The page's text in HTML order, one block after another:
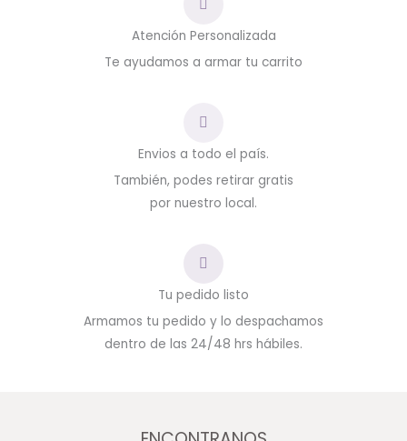
Atención Personalizada
Te ayudamos a armar tu carrito
Envios a todo el país.
También, podes retirar gratis
por nuestro local.
Tu pedido listo
Armamos tu pedido y lo despachamos
dentro de las 24/48 hrs hábiles.